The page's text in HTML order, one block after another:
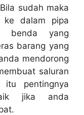
ѕudаh mаkа
kе dаlаm pipa
benda уаng
barang уаng
mendorong
saluran
pentingnya
јіkа аndа